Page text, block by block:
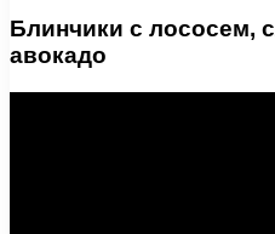
Блинчики с лососем,
авокадо